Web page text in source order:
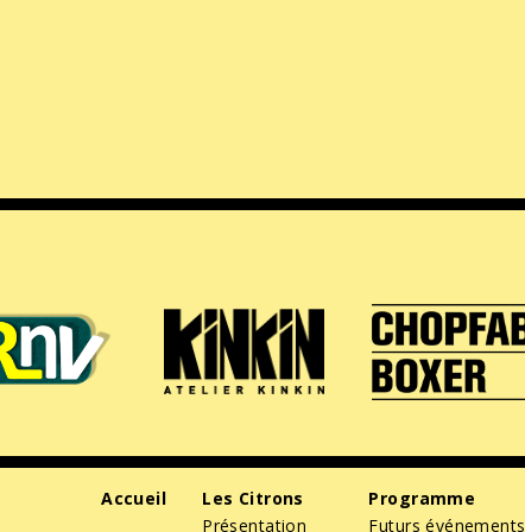
Accueil
Les Citrons
Présentation
Programme
Futurs événements